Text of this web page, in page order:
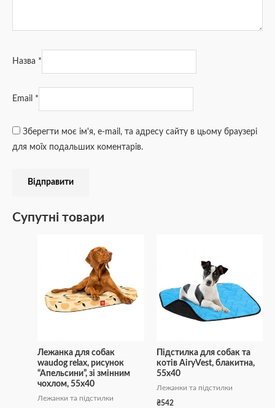
Назва *
Email *
Зберегти моє ім'я, e-mail, та адресу сайту в цьому браузері
для моїх подальших коментарів.
Супутні товари
Лежанка для собак
waudog relax, рисунок
“Апельсини”, зі змінним
чохлом, 55х40
Лежанки та підстилки
Підстилка для собак та
котів AiryVest, блакитна,
55х40
Лежанки та підстилки
₴542